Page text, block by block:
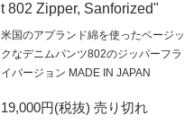
t 802 Zipper, Sanforized"
米国のアプランド綿を使ったベージッ
クなデニムパンツ802のジッパーフラ
イバージョン MADE IN JAPAN
19,000円(税抜) 売り切れ